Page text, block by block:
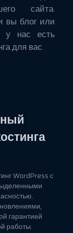
сайта.
вы блог или
у нас есть
для вас.
WordPress с
гарантией
работы.